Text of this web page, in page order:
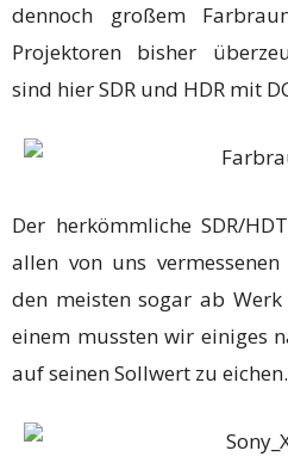
dennoch großem
Projektoren bisher
sind hier SDR und HDR mit
Der herkömmliche SDR/
allen von uns
den meisten sogar ab
einem mussten wir einiges
auf seinen Sollwert zu eichen.